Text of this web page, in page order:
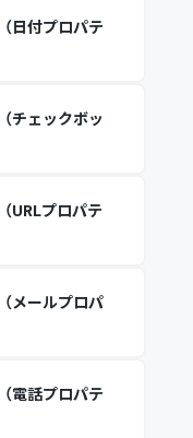
日付プロパテ
チェックボッ
URLプロパテ
メールプロパ
電話プロパテ